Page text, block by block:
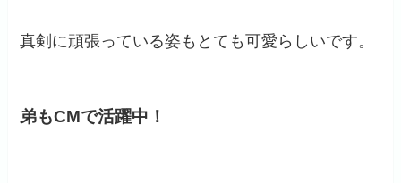
真剣に頑張っている姿もとても可愛らしいです。
弟もCMで活躍中！